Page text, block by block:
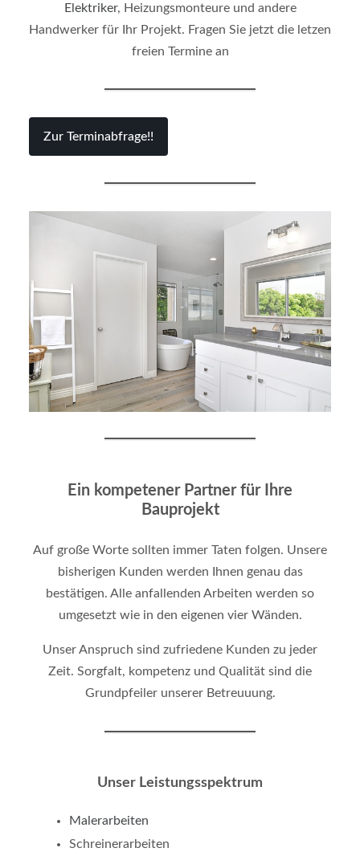
Elektriker, Heizungsmonteure und andere
Handwerker für Ihr Projekt. Fragen Sie jetzt die letzen
freien Termine an
Zur Terminabfrage!!
Ein kompetener Partner für Ihre
Bauprojekt
Auf große Worte sollten immer Taten folgen. Unsere
bisherigen Kunden werden Ihnen genau das
bestätigen. Alle anfallenden Arbeiten werden so
umgesetzt wie in den eigenen vier Wänden.
Unser Anspruch sind zufriedene Kunden zu jeder
Zeit. Sorgfalt, kompetenz und Qualität sind die
Grundpfeiler unserer Betreuuung.
Unser Leistungsspektrum
Malerarbeiten
Schreinerarbeiten